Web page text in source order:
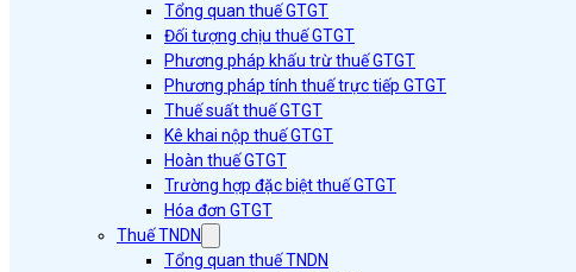
Tổng quan thuế GTGT
Đối tượng chịu thuế GTGT
Phương pháp khấu trừ thuế GTGT
Phương pháp tính thuế trực tiếp GTGT
Thuế suất thuế GTGT
Kê khai nộp thuế GTGT
Hoàn thuế GTGT
Trường hợp đặc biệt thuế GTGT
Hóa đơn GTGT
Thuế TNDN
Tổng quan thuế TNDN